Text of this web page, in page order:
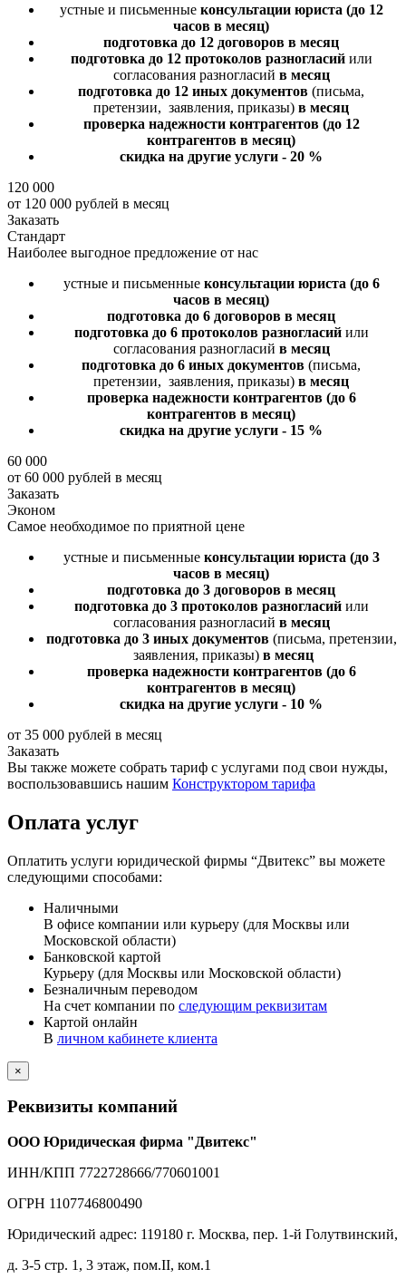
устные и письменные консультации юриста (до 12
часов в месяц)
подготовка до 12 договоров в месяц
подготовка до 12 протоколов разногласийили
согласования разногласий в месяц
подготовка до 12 иных документов (письма,
претензии, заявления, приказы) в месяц
проверка надежности контрагентов (до 12
контрагентов в месяц)
скидка на другие услуги - 20 %
120 000
от 120 000 рублей в месяц
Заказать
Стандарт
Наиболее выгодное предложение от нас
устные и письменные консультации юриста (до 6
часов в месяц)
подготовка до 6 договоров в месяц
подготовка до 6 протоколов разногласийили
согласования разногласий в месяц
подготовка до 6 иных документов (письма,
претензии, заявления, приказы) в месяц
проверка надежности контрагентов (до 6
контрагентов в месяц)
скидка на другие услуги - 15 %
60 000
от 60 000 рублей в месяц
Заказать
Эконом
Самое необходимое по приятной цене
устные и письменные консультации юриста (до 3
часов в месяц)
подготовка до 3 договоров в месяц
подготовка до 3 протоколов разногласийили
согласования разногласий в месяц
подготовка до 3 иных документов(письма, претензии,
заявления, приказы) в месяц
проверка надежности контрагентов (до 6
контрагентов в месяц)
скидка на другие услуги - 10 %
от 35 000 рублей в месяц
Заказать
Вы также можете собрать тариф с услугами под свои нужды,
воспользовавшись нашим Конструктором тарифа
Оплата услуг
Оплатить услуги юридической фирмы “Двитекс” вы можете
следующими способами:
Наличными
В офисе компании или курьеру (для Москвы или
Московской области)
Банковской картой
Курьеру (для Москвы или Московской области)
Безналичным переводом
На счет компании по следующим реквизитам
Картой онлайн
В личном кабинете клиента
×
Реквизиты компаний
ООО Юридическая фирма "Двитекс"
ИНН/КПП 7722728666/770601001
ОГРН 1107746800490
Юридический адрес: 119180 г. Москва, пер. 1-й Голутвинский,
д. 3-5 стр. 1, 3 этаж, пом.II, ком.1